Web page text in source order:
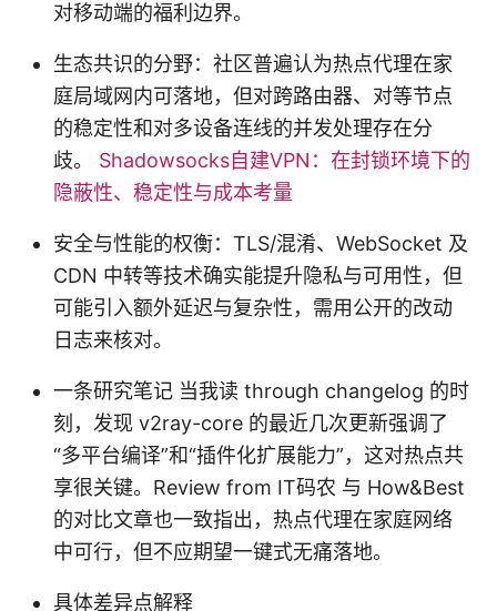
对移动端的福利边界。
生态共识的分野：社区普遍认为热点代理在家
庭局域网内可落地，但对跨路由器、对等节点
的稳定性和对多设备连线的并发处理存在分
歧。 Shadowsocks自建VPN：在封锁环境下的
隐蔽性、稳定性与成本考量
安全与性能的权衡：TLS/混淆、WebSocket 及
CDN 中转等技术确实能提升隐私与可用性，但
可能引入额外延迟与复杂性，需用公开的改动
日志来核对。
一条研究笔记 当我读 through changelog 的时
刻，发现 v2ray-core 的最近几次更新强调了
“多平台编译”和“插件化扩展能力”，这对热点共
享很关键。Review from IT码农 与 How&Best
的对比文章也一致指出，热点代理在家庭网络
中可行，但不应期望一键式无痛落地。
具体差异点解释